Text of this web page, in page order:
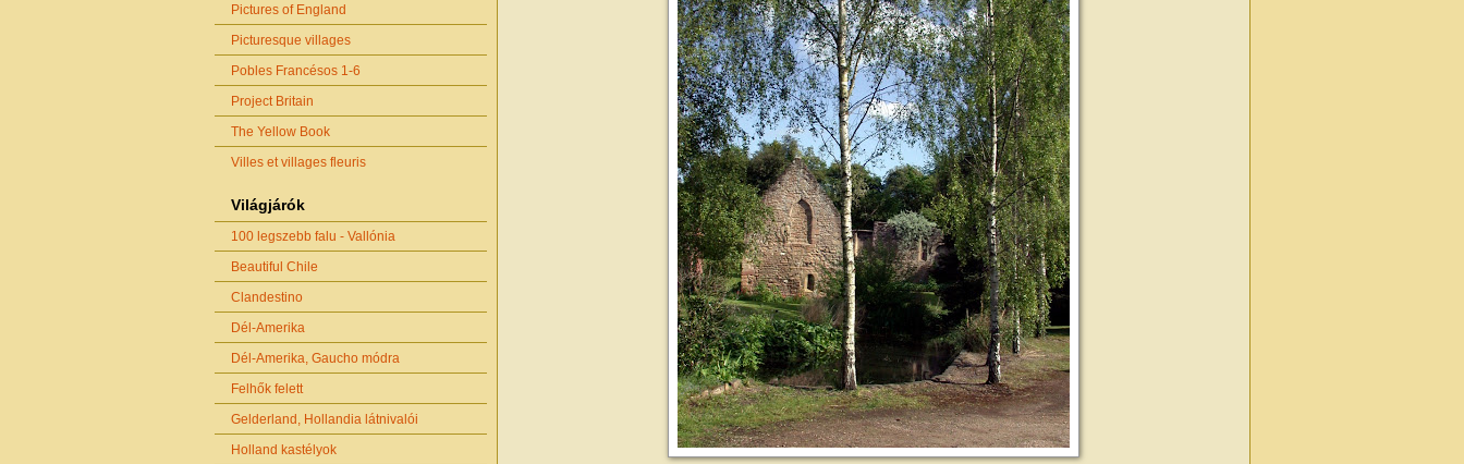
Pictures of England
Picturesque villages
Pobles Francésos 1-6
Project Britain
The Yellow Book
Villes et villages fleuris
Világjárók
100 legszebb falu - Vallónia
Beautiful Chile
Clandestino
Dél-Amerika
Dél-Amerika, Gaucho módra
Felhők felett
Gelderland, Hollandia látnivalói
Holland kastélyok